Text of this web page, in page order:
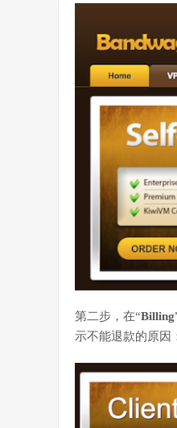
第二步，在“Billing
示不能退款的原因